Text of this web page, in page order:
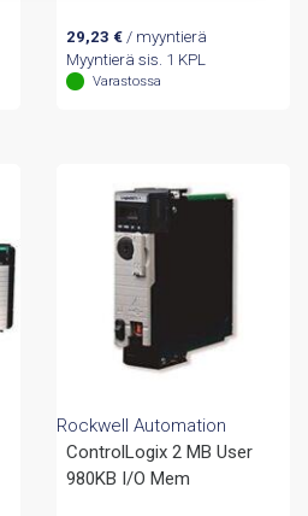
29,23 €/ myyntierä
Myyntierä sis. 1 KPL
Varastossa
Rockwell Automation
ControlLogix 2 MB User
980KB I/O Mem